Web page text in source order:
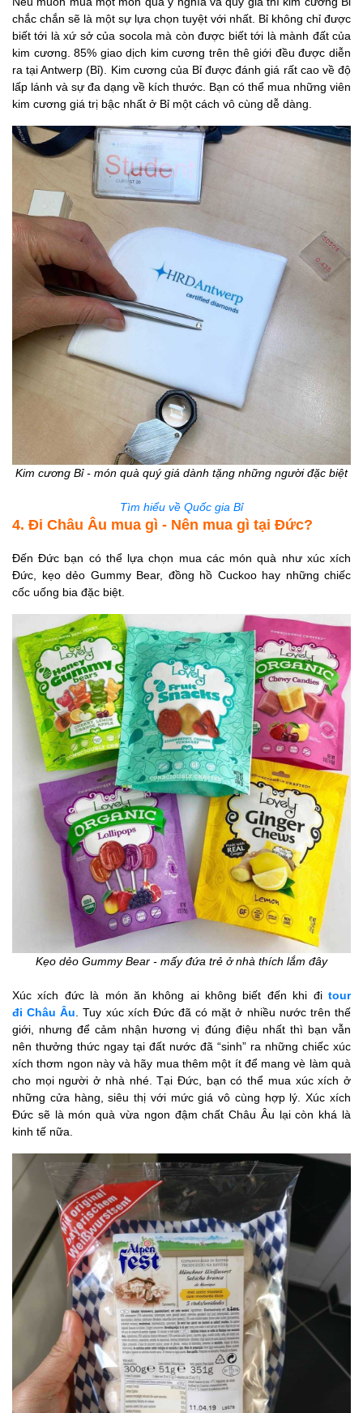
chắc chắn sẽ là một sự lựa chọn tuyệt với nhất. Bỉ không chỉ được
biết tới là xứ sở của socola mà còn được biết tới là mành đất của
kim cương. 85% giao dịch kim cương trên thê giới đều được diễn
ra tại Antwerp (Bỉ). Kim cương của Bỉ được đánh giá rất cao về độ
lấp lánh và sự đa dạng về kích thước. Bạn có thể mua những viên
kim cương giá trị bậc nhất ở Bỉ một cách vô cùng dễ dàng.
Kim cương Bỉ - món quà quý giá dành tặng những người đặc biệt
Tìm hiểu về Quốc gia Bỉ
4. Đi Châu Âu mua gì - Nên mua gì tại Đức?
Đến Đức bạn có thể lựa chọn mua các món quà như xúc xích
Đức, kẹo dẻo Gummy Bear, đồng hồ Cuckoo hay những chiếc
cốc uống bia đặc biệt.
Kẹo dẻo Gummy Bear - mấy đứa trẻ ở nhà thích lắm đây
Xúc xích đức là món ăn không ai không biết đến khi đi tour
đi Châu Âu . Tuy xúc xích Đức đã có mặt ở nhiều nước trên thế
giới, nhưng để cảm nhận hương vị đúng điệu nhất thì bạn vẫn
nên thưởng thức ngay tại đất nước đã “sinh” ra những chiếc xúc
xích thơm ngon này và hãy mua thêm một ít để mang vè làm quà
cho mọi người ở nhà nhé. Tại Đức, bạn có thể mua xúc xích ở
những cửa hàng, siêu thị với mức giá vô cùng hợp lý. Xúc xích
Đức sẽ là món quà vừa ngon đậm chất Châu Âu lại còn khá là
kinh tế nữa.